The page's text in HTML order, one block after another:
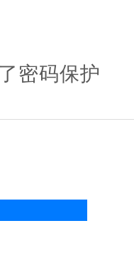
密码保护